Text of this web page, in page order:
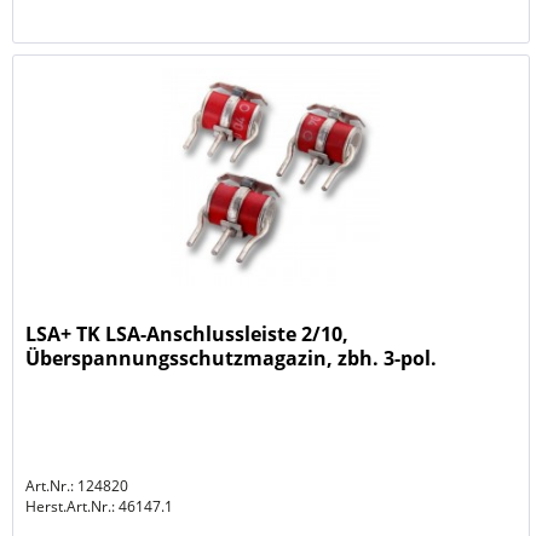
LSA+ TK LSA-Anschlussleiste 2/10,
Überspannungsschutzmagazin, zbh. 3-pol.
Art.Nr.: 124820
Herst.Art.Nr.:46147.1